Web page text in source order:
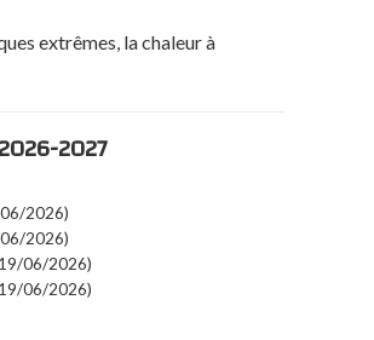
extrêmes, la chaleur à
2027
2026)
2026)
06/2026)
06/2026)